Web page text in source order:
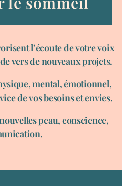
l’écoute de votre voix
vers de nouveaux projets.
mental, émotionnel,
de vos besoins et envies.
peau, conscience,